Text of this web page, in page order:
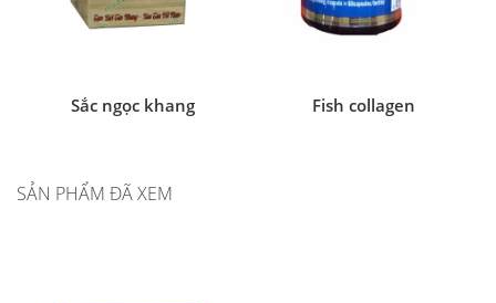
Sắc ngọc khang Fish collagen
SẢN PHẨM ĐÃ XEM